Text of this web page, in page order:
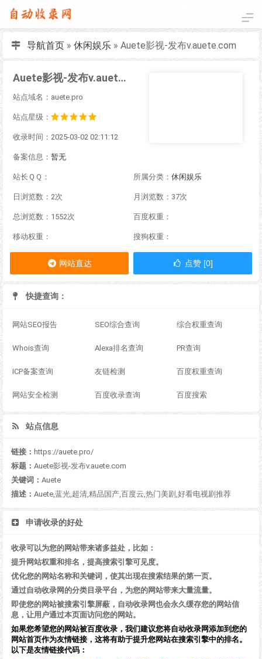
导航首页» 休闲娱乐» Auete影视-发布v.auete.com
Auete影视-发布v.auete.com
站点域名：auete.pro
站点星级：
收录时间：2025-03-02 02:11:12
备案信息： 暂无
站长ＱＱ： 所属分类： 休闲娱乐
日浏览数：2次 月浏览数：37次
总浏览数：1552次 百度权重：
移动权重： 搜狗权重：
网站直达 点赞 [0]
快捷查询：
网站SEO报告 SEO综合查询 综合权重查询
Whois查询 Alexa排名查询 PR查询
ICP备案查询 友链检测 百度权重查询
网站安全检测 百度收录查询 百度搜索
站点信息
链接： https://auete.pro/
标题： Auete影视-发布v.auete.com
关键词： Auete
描述： Auete,蓝光,超清,精品国产,百度云,热门美剧,好看电视剧推荐
申请收录的好处
收录可以为您的网站带来诸多益处，比如：
提升网站权重和排名，提高搜索引擎可见度。
优化您的网站名称和关键词，使其出现在搜索结果的第一页。
通过自动收录网的分类目录平台，为您的网站带来大量流量。
即使您的网站被搜索引擎屏蔽，自动收录网也会永久缓存您的网站信
息，让用户通过本页面访问您的网站。
如果您希望您的网站被百度收录，我们建议您将自动收录网添加到您的
网站首页作为友情链接，这将有助于提升您网站在搜索引擎中的排名。
以下是友情链接代码：